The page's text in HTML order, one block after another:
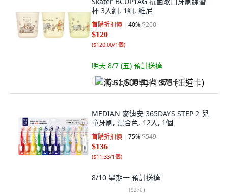
杯 3入組, 1組, 維尼
首購折扣價 40%$200
$120
($120.00/1個)
明天 8/7 (五) 預計送達
满 $1,500 再省 $75 (王道卡)
MEDIAN 麥迪安 365DAYS STEP 2 兒
童牙刷, 混合色, 12入, 1個
首購折扣價 75%$549
$136
($11.33/1個)
8/10 星期一 預計送達
(9270)